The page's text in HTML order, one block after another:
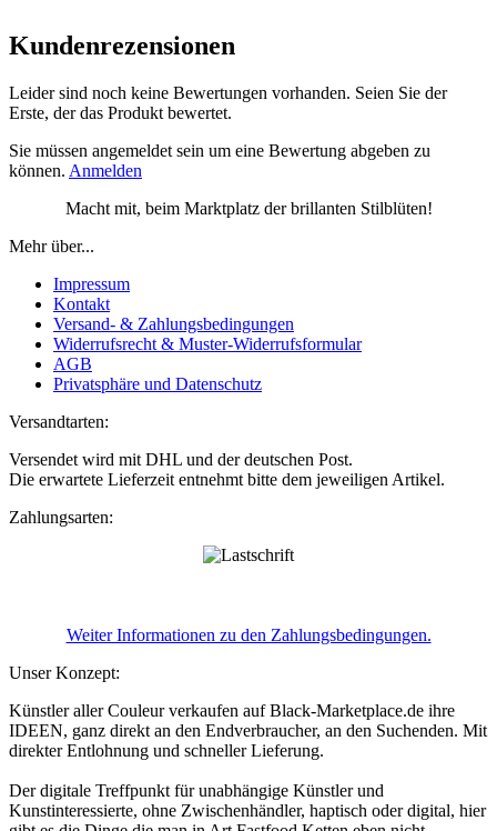
Kundenrezensionen
Leider sind noch keine Bewertungen vorhanden. Seien Sie der
Erste, der das Produkt bewertet.
Sie müssen angemeldet sein um eine Bewertung abgeben zu
können. Anmelden
Macht mit, beim Marktplatz der brillanten Stilblüten!
Mehr über...
Impressum
Kontakt
Versand- & Zahlungsbedingungen
Widerrufsrecht & Muster-Widerrufsformular
AGB
Privatsphäre und Datenschutz
Versandtarten:
Versendet wird mit DHL und der deutschen Post.
Die erwartete Lieferzeit entnehmt bitte dem jeweiligen Artikel.
Zahlungsarten:
Weiter Informationen zu den Zahlungsbedingungen.
Unser Konzept:
Künstler aller Couleur verkaufen auf Black-Marketplace.de ihre
IDEEN, ganz direkt an den Endverbraucher, an den Suchenden. Mit
direkter Entlohnung und schneller Lieferung.
Der digitale Treffpunkt für unabhängige Künstler und
Kunstinteressierte, ohne Zwischenhändler, haptisch oder digital, hier